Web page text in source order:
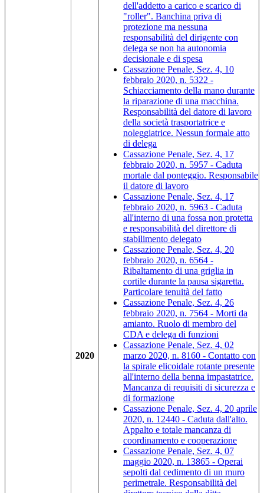
2020
dell'addetto a carico e scarico di
"roller". Banchina priva di
protezione ma nessuna
responsabilità del dirigente con
delega se non ha autonomia
decisionale e di spesa
Cassazione Penale, Sez. 4, 10
febbraio 2020, n. 5322 -
Schiacciamento della mano durante
la riparazione di una macchina.
Responsabilità del datore di lavoro
della società trasportatrice e
noleggiatrice. Nessun formale atto
di delega
Cassazione Penale, Sez. 4, 17
febbraio 2020, n. 5957 - Caduta
mortale dal ponteggio. Responsabile
il datore di lavoro
Cassazione Penale, Sez. 4, 17
febbraio 2020, n. 5963 - Caduta
all'interno di una fossa non protetta
e responsabilità del direttore di
stabilimento delegato
Cassazione Penale, Sez. 4, 20
febbraio 2020, n. 6564 -
Ribaltamento di una griglia in
cortile durante la pausa sigaretta.
Particolare tenuità del fatto
Cassazione Penale, Sez. 4, 26
febbraio 2020, n. 7564 - Morti da
amianto. Ruolo di membro del
CDA e delega di funzioni
Cassazione Penale, Sez. 4, 02
marzo 2020, n. 8160 - Contatto con
la spirale elicoidale rotante presente
all'interno della benna impastatrice.
Mancanza di requisiti di sicurezza e
di formazione
Cassazione Penale, Sez. 4, 20 aprile
2020, n. 12440 - Caduta dall'alto.
Appalto e totale mancanza di
coordinamento e cooperazione
Cassazione Penale, Sez. 4, 07
maggio 2020, n. 13865 - Operai
sepolti dal cedimento di un muro
perimetrale. Responsabilità del